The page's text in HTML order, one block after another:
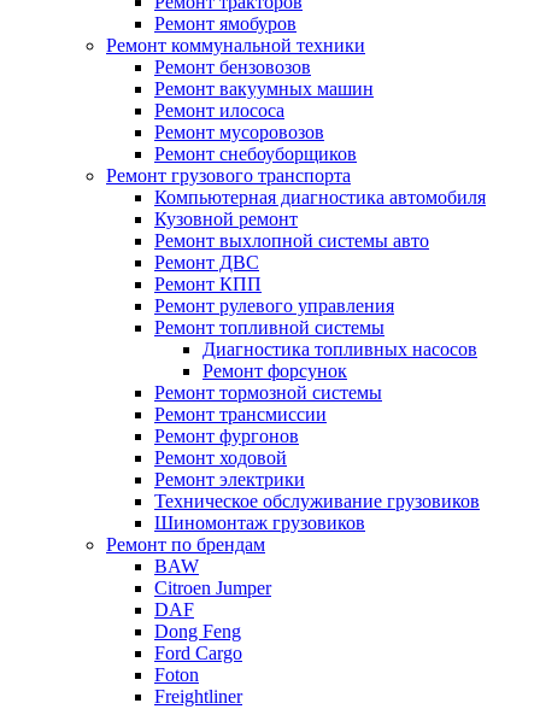
Ремонт ямобуров
Ремонт коммунальной техники
Ремонт бензовозов
Ремонт вакуумных машин
Ремонт илососа
Ремонт мусоровозов
Ремонт снебоуборщиков
Ремонт грузового транспорта
Компьютерная диагностика автомобиля
Кузовной ремонт
Ремонт выхлопной системы авто
Ремонт ДВС
Ремонт КПП
Ремонт рулевого управления
Ремонт топливной системы
Диагностика топливных насосов
Ремонт форсунок
Ремонт тормозной системы
Ремонт трансмиссии
Ремонт фургонов
Ремонт ходовой
Ремонт электрики
Техническое обслуживание грузовиков
Шиномонтаж грузовиков
Ремонт по брендам
BAW
Citroen Jumper
DAF
Dong Feng
Ford Cargo
Foton
Freightliner